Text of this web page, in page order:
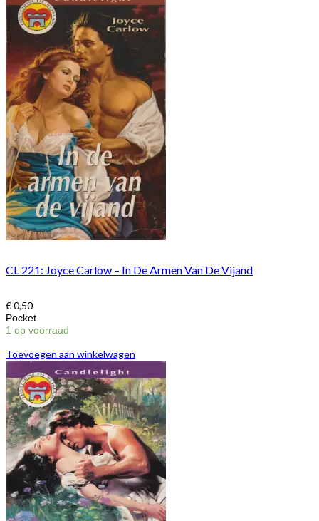
CL 221: Joyce Carlow – In De Armen Van De Vijand
Pocket
€0,50
1 op voorraad
Toevoegen aan winkelwagen